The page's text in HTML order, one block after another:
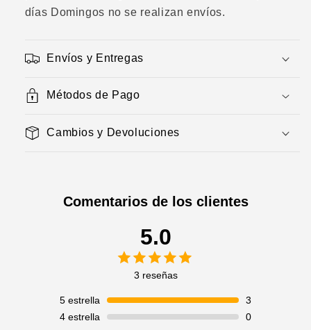
días Domingos no se realizan envíos.
Envíos y Entregas
Métodos de Pago
Cambios y Devoluciones
Comentarios de los clientes
5.0
3 reseñas
5estrella
3
4estrella
0